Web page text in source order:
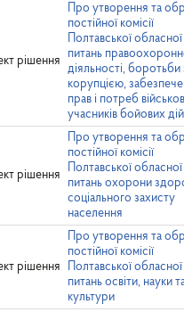
рішення
Про утворення та
постійної комісії
Полтавської
питань
діяльності, боротьби
корупцією,
прав і потреб
учасників бойових дій
рішення
Про утворення та
постійної комісії
Полтавської
питань охорони
соціального захисту
населення
рішення
Про утворення та
постійної комісії
Полтавської
питань освіти, науки
культури